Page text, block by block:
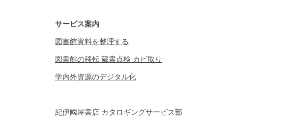
サービス案内
図書館資料を整理する
図書館の移転 蔵書点検 カビ取り
学内外資源のデジタル化
紀伊國屋書店 カタロギングサービス部